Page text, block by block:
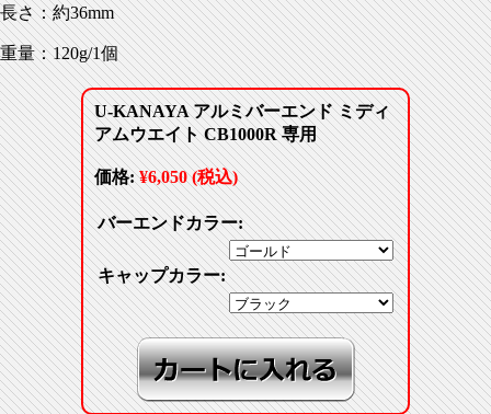
長さ：約36mm
重量：120g/1個
U-KANAYA アルミバーエンド ミディ
アムウエイト CB1000R 専用
価格:¥6,050 (税込)
バーエンドカラー:
キャップカラー: